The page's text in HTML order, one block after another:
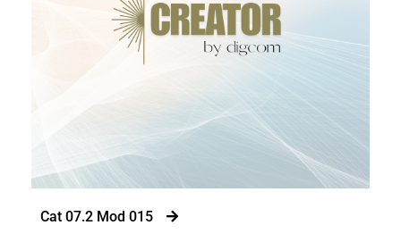
Cat 07.2 Mod 015